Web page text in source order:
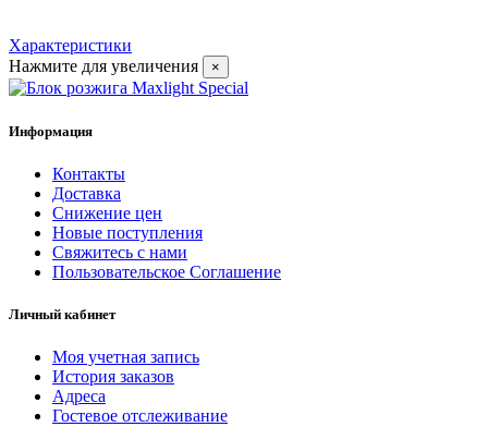
Характеристики
Нажмите для увеличения
×
Информация
Контакты
Доставка
Снижение цен
Новые поступления
Свяжитесь с нами
Пользовательское Соглашение
Личный кабинет
Моя учетная запись
История заказов
Адреса
Гостевое отслеживание